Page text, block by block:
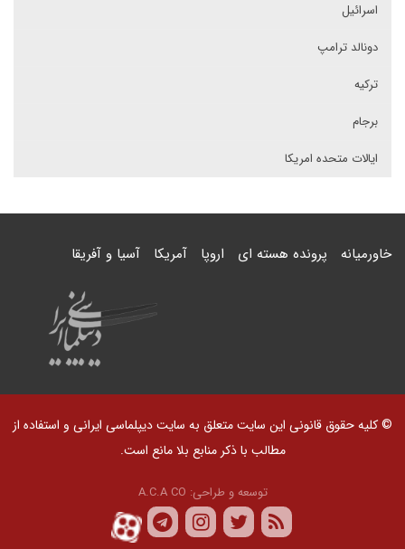
اسرائیل
دونالد ترامپ
ترکیه
برجام
ایالات متحده امریکا
خاورمیانه پرونده هسته ای اروپا آمریکا آسیا و آفریقا
© کلیه حقوق قانونی این سایت متعلق به سایت دیپلماسی ایرانی و استفاده از
مطالب با ذکر منابع بلا مانع است.
توسعه و طراحی: A.C.A CO